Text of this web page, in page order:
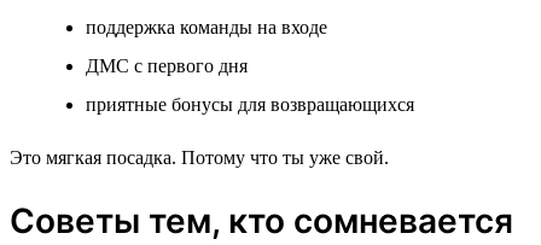
поддержка команды на входе
ДМС с первого дня
приятные бонусы для возвращающихся
Это мягкая посадка. Потому что ты уже свой.
Советы тем, кто сомневается